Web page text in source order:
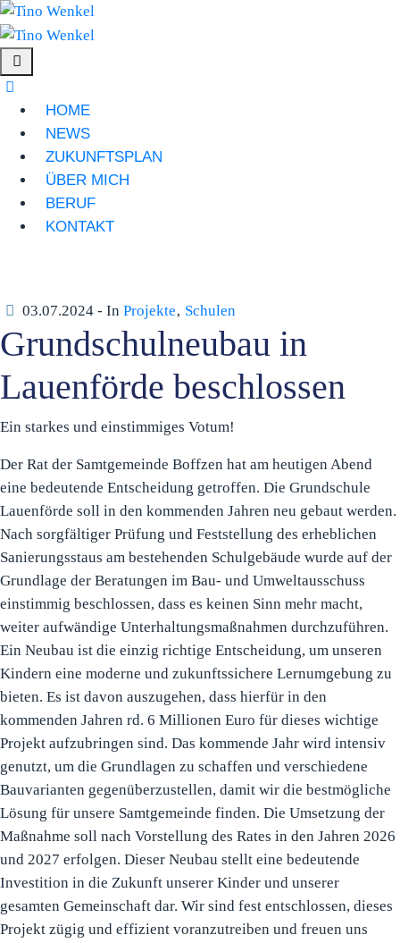
HOME
NEWS
ZUKUNFTSPLAN
ÜBER MICH
BERUF
KONTAKT
03.07.2024 - In Projekte‚ Schulen
Grundschulneubau in
Lauenförde beschlossen
Ein starkes und einstimmiges Votum!
Der Rat der Samtgemeinde Boffzen hat am heutigen Abend
eine bedeutende Entscheidung getroffen. Die Grundschule
Lauenförde soll in den kommenden Jahren neu gebaut werden.
Nach sorgfältiger Prüfung und Feststellung des erheblichen
Sanierungsstaus am bestehenden Schulgebäude wurde auf der
Grundlage der Beratungen im Bau- und Umweltausschuss
einstimmig beschlossen, dass es keinen Sinn mehr macht,
weiter aufwändige Unterhaltungsmaßnahmen durchzuführen.
Ein Neubau ist die einzig richtige Entscheidung, um unseren
Kindern eine moderne und zukunftssichere Lernumgebung zu
bieten. Es ist davon auszugehen, dass hierfür in den
kommenden Jahren rd. 6 Millionen Euro für dieses wichtige
Projekt aufzubringen sind. Das kommende Jahr wird intensiv
genutzt, um die Grundlagen zu schaffen und verschiedene
Bauvarianten gegenüberzustellen, damit wir die bestmögliche
Lösung für unsere Samtgemeinde finden. Die Umsetzung der
Maßnahme soll nach Vorstellung des Rates in den Jahren 2026
und 2027 erfolgen. Dieser Neubau stellt eine bedeutende
Investition in die Zukunft unserer Kinder und unserer
gesamten Gemeinschaft dar. Wir sind fest entschlossen, dieses
Projekt zügig und effizient voranzutreiben und freuen uns